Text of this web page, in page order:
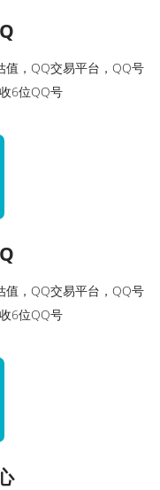
值，QQ交易平台，QQ号
6位QQ号
值，QQ交易平台，QQ号
6位QQ号